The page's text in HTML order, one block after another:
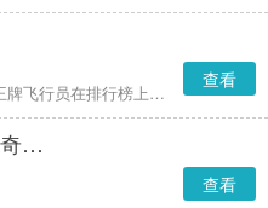
6、你还能与全球顶尖的王牌飞行员在排行榜上一争高下。
查看
王者英雄之枪战传奇安卓版
查看